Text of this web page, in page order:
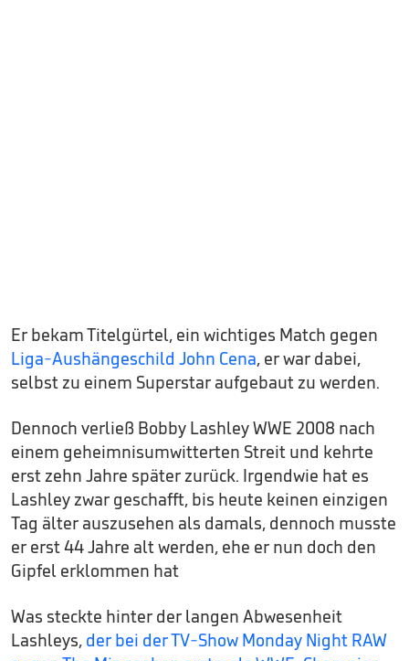
Er bekam Titelgürtel, ein wichtiges Match gegen
Liga-Aushängeschild John Cena, er war dabei,
selbst zu einem Superstar aufgebaut zu werden.
Dennoch verließ Bobby Lashley WWE 2008 nach
einem geheimnisumwitterten Streit und kehrte
erst zehn Jahre später zurück. Irgendwie hat es
Lashley zwar geschafft, bis heute keinen einzigen
Tag älter auszusehen als damals, dennoch musste
er erst 44 Jahre alt werden, ehe er nun doch den
Gipfel erklommen hat
Was steckte hinter der langen Abwesenheit
Lashleys, der bei der TV-Show Monday Night RAW